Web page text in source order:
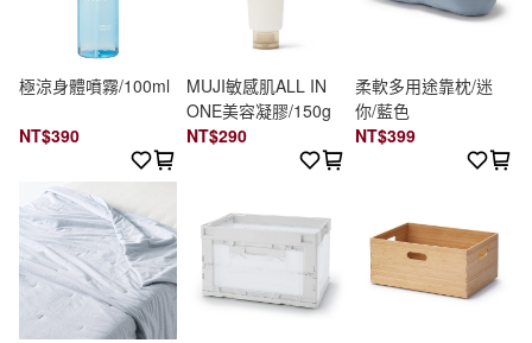
極涼身體噴霧/100ml
NT$390
MUJI敏感肌ALL IN
ONE美容凝膠/150g
NT$290
柔軟多用途靠枕/迷
你/藍色
NT$399